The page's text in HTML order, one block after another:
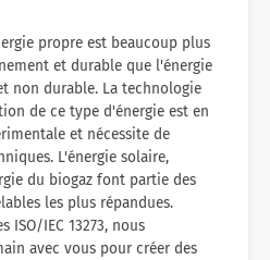
propre est beaucoup plus
et durable que l'énergie
non durable. La technologie
de ce type d'énergie est en
et nécessite de
L'énergie solaire,
du biogaz font partie des
les plus répandues.
ISO/IEC 13273, nous
avec vous pour créer des